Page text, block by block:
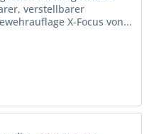
verstellbarer
X-Focus von...